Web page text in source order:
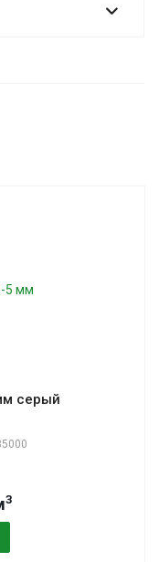
серый
3